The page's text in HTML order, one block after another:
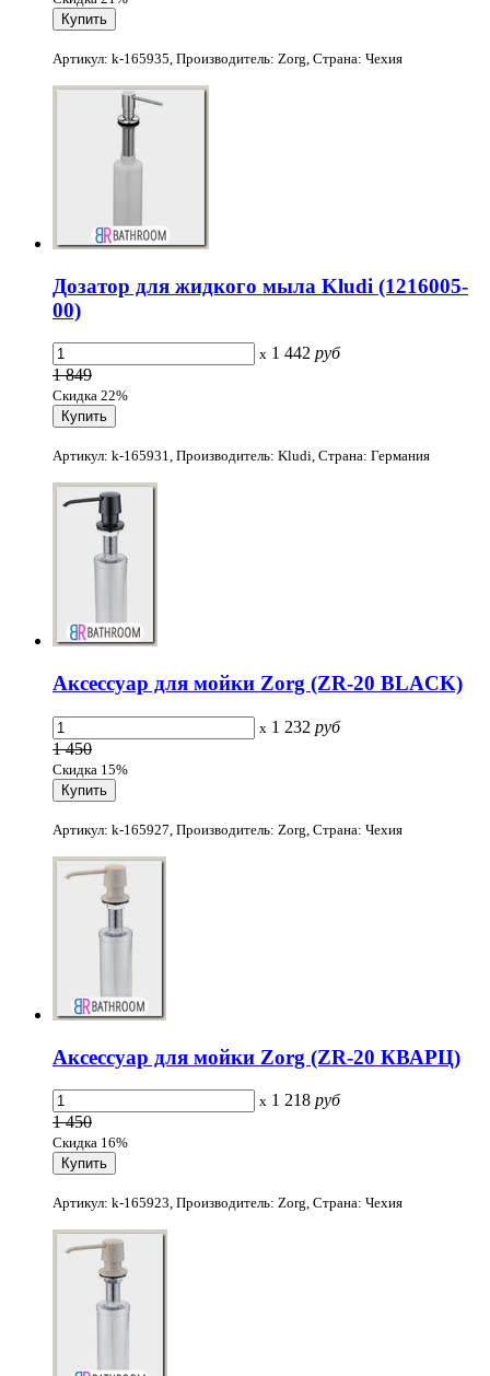
Артикул: k-165935, Производитель: Zorg, Страна: Чехия
Дозатор для жидкого мыла Kludi (1216005-
00)
x 1 442 руб
1 849
Скидка 22%
Артикул: k-165931, Производитель: Kludi, Страна: Германия
Аксессуар для мойки Zorg (ZR-20 BLACK)
x 1 232 руб
1 450
Скидка 15%
Артикул: k-165927, Производитель: Zorg, Страна: Чехия
Аксессуар для мойки Zorg (ZR-20 КВАРЦ)
x 1 218 руб
1 450
Скидка 16%
Артикул: k-165923, Производитель: Zorg, Страна: Чехия